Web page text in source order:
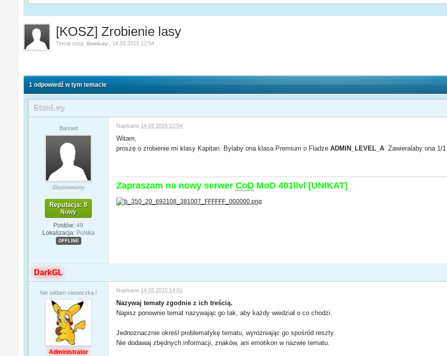
[KOSZ] Zrobienie lasy
Temat rozp.StanLey 14.03.2015 12:54
1 odpowiedź w tym temacie
StanLey
Banned
Zbanowany
Reputacja: 8
Nowy
Postów: 49
Lokalizacja: Polska
OFFLINE
Napisano 14.03.2015 12:54
Witam,
proszę o zrobienie mi klasy Kapitan. Bylaby ona klasa Premium o Fladze ADMIN_LEVEL_A Zawieralaby ona 1/
Zapraszam na nowy serwerCoD MoD 401llvl [UNIKAT]
DarkGL
Nie oddam ciasteczka !
Administrator
Napisano 14.03.2015 14:01
Nazywaj tematy zgodnie z ich treścią.
Napisz ponownie temat nazywając go tak, aby każdy wiedział o co chodzi.
Jednoznacznie określ problematykę tematu, wyróżniając go spośród reszty.
Nie dodawaj zbędnych informacji, znaków, ani emotikon w nazwie tematu.